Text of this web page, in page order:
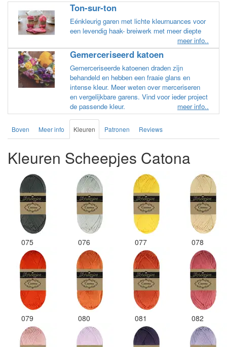
Ton-sur-ton
Eénkleurig garen met lichte kleurnuances voor
een levendig haak- breiwerk met meer diepte
meer info..
Gemerceriseerd katoen
Gemerceriseerde katoenen draden zijn
behandeld en hebben een fraaie glans en
intense kleur. Meer weten over merceriseren
en vergelijkbare garens. Vind voor ieder project
de passende kleur.
meer info..
Boven Meer info Kleuren Patronen Reviews
Kleuren Scheepjes Catona
075 076 077 078
079 080 081 082